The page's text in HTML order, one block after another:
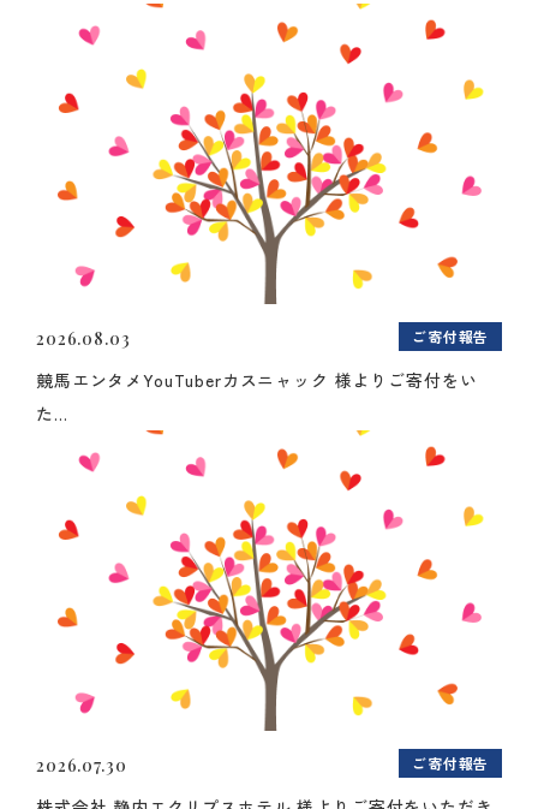
2026.08.03 ご寄付報告
競馬エンタメYouTuberカスニャック 様よりご寄付をい
た...
2026.07.30 ご寄付報告